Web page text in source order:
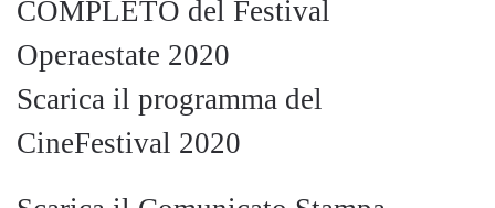
COMPLETO del Festival
Operaestate 2020
Scarica il programma del
CineFestival 2020